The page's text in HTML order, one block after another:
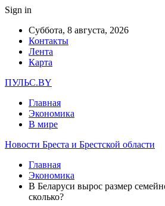
Sign in
Суббота, 8 августа, 2026
Контакты
Лента
Карта
ПУЛЬС.BY
Главная
Экономика
В мире
Новости Бреста и Брестской области
Главная
Экономика
В Беларуси вырос размер
сколько?